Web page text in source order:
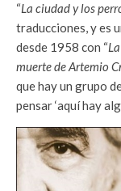
“La ciudad y los
traducciones, y es
desde 1958 con “
muerte de Artemio
que hay un grupo
pensar ‘aquí hay